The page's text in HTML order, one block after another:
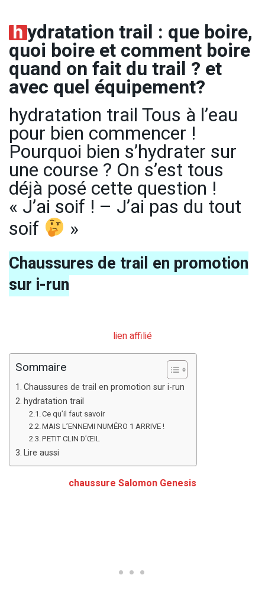
hydratation trail : que boire,
quoi boire et comment boire
quand on fait du trail ? et
avec quel équipement?
hydratation trail Tous à l’eau
pour bien commencer !
Pourquoi bien s’hydrater sur
une course ? On s’est tous
déjà posé cette question !
« J’ai soif ! – J’ai pas du tout
soif »
Chaussures de trail en promotion
sur i-run
lien affilié
Sommaire
Chaussures de trail en promotion sur i-run
hydratation trail
Ce qu’il faut savoir
MAIS L’ENNEMI NUMÉRO 1 ARRIVE !
PETIT CLIN D’ŒIL
Lire aussi
chaussure Salomon Genesis